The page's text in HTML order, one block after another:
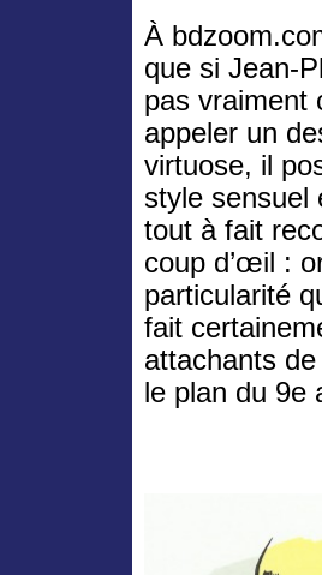
À
que si Jean-
pas vraiment
appeler un
virtuose, il
style sensuel
tout à fait
coup d’œil :
particularité
fait
attachants
le plan du 9e